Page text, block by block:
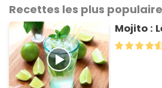
Recettes les plus
Mojito :